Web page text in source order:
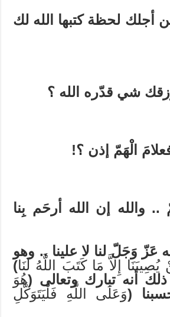
أجلك لحظة كتبها الله لك
شي قدّره الله ؟
الْهَمّ إذن ؟!
والله إن الله أرحَم بِنا
عَزّ وَجَلّ لنا لا علينا .. وهو
إِلاَّ مَا كَتَبَ اللَّهُ لَنَا)
أنه تبارك وتعالى (هُوَ
(وَعَلَى اللَّهِ فَلْيَتَوَكَّلِ